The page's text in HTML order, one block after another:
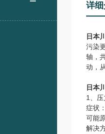
详
日本
污染
轴，
动，
日本
1、
症状
可能
解决